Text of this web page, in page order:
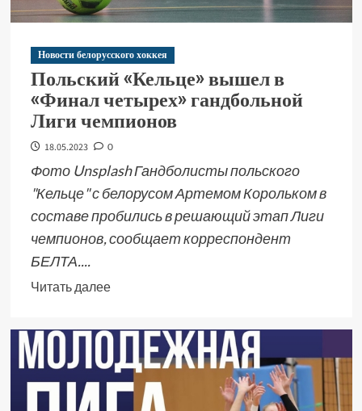
Новости белорусского хоккея
Польский «Кельце» вышел в
«Финал четырех» гандбольной
Лиги чемпионов
18.05.2023 0
Фото Unsplash Гандболисты польского
"Кельце" с белорусом Артемом Корольком в
составе пробились в решающий этап Лиги
чемпионов, сообщает корреспондент
БЕЛТА....
Читать далее